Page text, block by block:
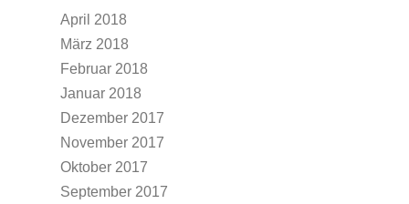
April 2018
März 2018
Februar 2018
Januar 2018
Dezember 2017
November 2017
Oktober 2017
September 2017